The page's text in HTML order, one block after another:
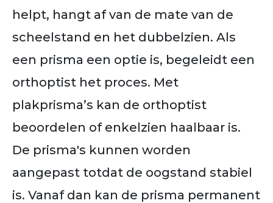
helpt, hangt af van de mate van de
scheelstand en het dubbelzien. Als
een prisma een optie is, begeleidt een
orthoptist het proces. Met
plakprisma’s kan de orthoptist
beoordelen of enkelzien haalbaar is.
De prisma's kunnen worden
aangepast totdat de oogstand stabiel
is. Vanaf dan kan de prisma permanent